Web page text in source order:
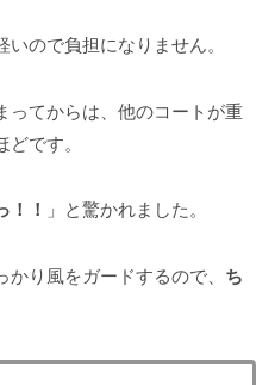
ので負担になりません。
ってからは、他のコートが重
です。
！！ 」と驚かれました。
り風をガードするので、 ち